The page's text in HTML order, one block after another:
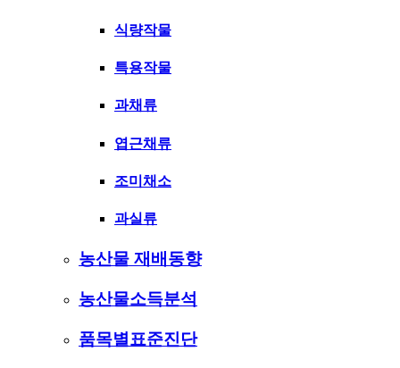
식량작물
특용작물
과채류
엽근채류
조미채소
과실류
농산물 재배동향
농산물소득분석
품목별표준진단